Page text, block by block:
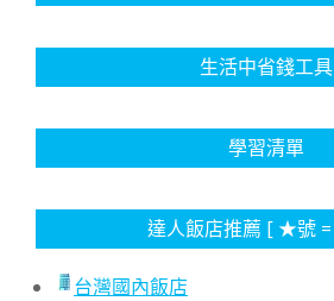
生活中省錢工具
學習清單
達人飯店推薦 [ ★號 =
台灣國內飯店